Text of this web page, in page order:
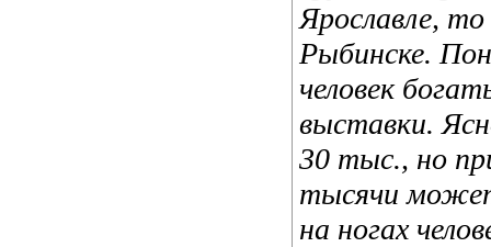
Ярославле,
Рыбинске.
человек
выставки.
30 тыс., но
тысячи
на ногах